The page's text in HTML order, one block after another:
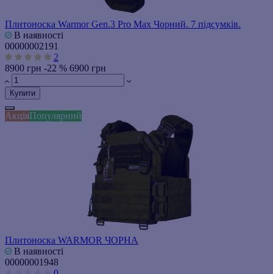
Плитоноска Warmor Gen.3 Pro Max Чорний. 7 підсумків.
В наявності
00000002191
2
8900 грн -22 % 6900 грн
Купити
АкціяПопулярний
Плитоноска WARMOR ЧОРНА
В наявності
00000001948